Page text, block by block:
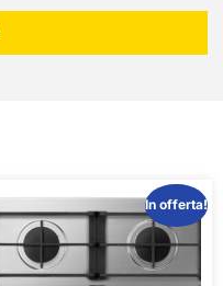
In offerta!